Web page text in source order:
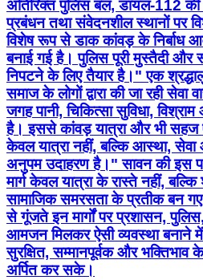
अतिरिक्त पुलिस बल, डायल-112 की
प्रबंधन तथा संवेदनशील स्थानों पर
विशेष रूप से डाक कांवड़ के निर्बाध
बनाई गई है। पुलिस पूरी मुस्तैदी और
निपटने के लिए तैयार है।" एक
समाज के लोगों द्वारा की जा रही
जगह पानी, चिकित्सा सुविधा,
है। इससे कांवड़ यात्रा और भी
केवल यात्रा नहीं, बल्कि आस्था,
अनुपम उदाहरण है।" सावन की इस
मार्ग केवल यात्रा के रास्ते नहीं,
सामाजिक समरसता के प्रतीक बन
से गूंजते इन मार्गों पर प्रशासन,
आमजन मिलकर ऐसी व्यवस्था बनाने
सुरक्षित, सम्मानपूर्वक और
अर्पित कर सके।